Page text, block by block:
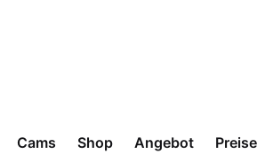
Cams Shop Angebot Preise